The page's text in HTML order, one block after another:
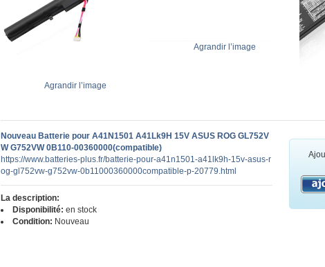
Agrandir l’image
Agrandir l’image
Nouveau Batterie pour A41N1501 A41Lk9H 15V ASUS ROG GL752V
W G752VW 0B110-00360000(compatible)
https://www.batteries-plus.fr/batterie-pour-a41n1501-a41lk9h-15v-asus-r
og-gl752vw-g752vw-0b11000360000compatible-p-20779.html
La description:
Disponibilité: en stock
Condition: Nouveau